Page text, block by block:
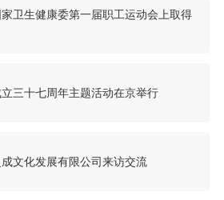
卫生健康委第一届职工运动会上取得
三十七周年主题活动在京举行
文化发展有限公司来访交流